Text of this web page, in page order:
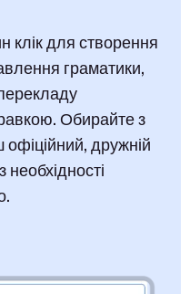
клік для створення
граматики,
Обирайте з
офіційний, дружній
необхідності